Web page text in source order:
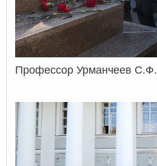
Профессор Урманчеев С.Ф.